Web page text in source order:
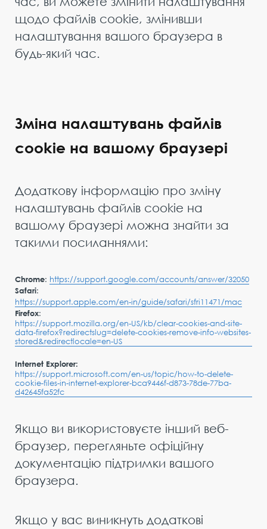
щодо файлів cookie, змінивши
налаштування вашого браузера в
будь-який час.
Зміна налаштувань файлів
cookie на вашому браузері
Додаткову інформацію про зміну
налаштувань файлів cookie на
вашому браузері можна знайти за
такими посиланнями:
Chrome: https://support.google.com/accounts/answer/32050
Safari:
https://support.apple.com/en-in/guide/safari/sfri11471/mac
Firefox:
https://support.mozilla.org/en-US/kb/clear-cookies-and-site-
data-firefox?redirectslug=delete-cookies-remove-info-websites-
stored&redirectlocale=en-US
Internet Explorer:
https://support.microsoft.com/en-us/topic/how-to-delete-
cookie-files-in-internet-explorer-bca9446f-d873-78de-77ba-
d42645fa52fc
Якщо ви використовуєте інший веб-
браузер, перегляньте офіційну
документацію підтримки вашого
браузера.
Якщо у вас виникнуть додаткові